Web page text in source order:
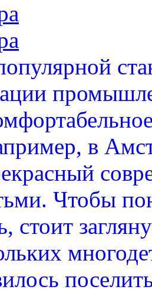
в
Чтобы
стоит